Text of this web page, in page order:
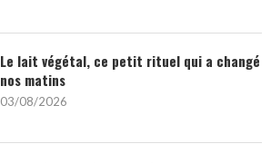
Le lait végétal, ce petit rituel qui a changé
nos matins
03/08/2026